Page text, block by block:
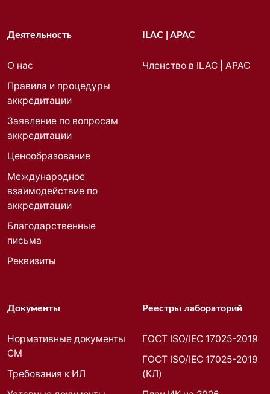
Деятельность
О нас
Правила и процедуры
аккредитации
Заявление по вопросам
аккредитации
Ценообразование
Международное
взаимодействие по
аккредитации
Благодарственные
письма
Реквизиты
ILAC | APAC
Членство в ILAC | APAC
Документы
Нормативные документы
СМ
Требования к ИЛ
Реестры лабораторий
ГОСТ ISO/IEC 17025-2019
ГОСТ ISO/IEC 17025-2019
(КЛ)